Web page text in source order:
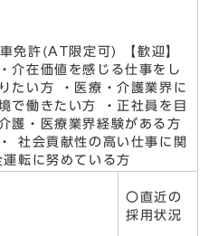
免許(AT限定可) 【歓迎】
介在価値を感じる仕事をし
たい方 ・医療・介護業界に
で働きたい方 ・正社員を目
護・医療業界経験がある方
社会貢献性の高い仕事に関
転に努めている方
〇直近の
採用状況